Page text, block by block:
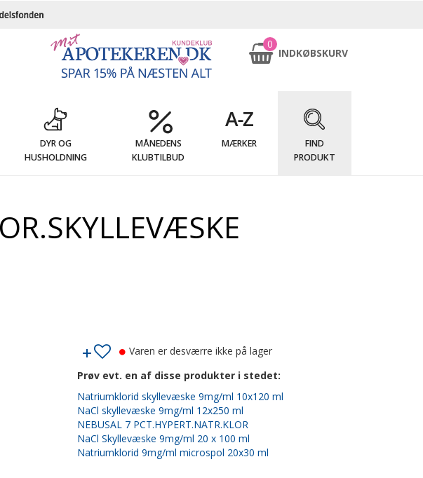
0
INDKØBSKURV
DYR OG
HUSHOLDNING
MÅNEDENS
KLUBTILBUD
MÆRKER
FIND
PRODUKT
Varen er desværre ikke på lager
Prøv evt. en af disse produkter i stedet:
Natriumklorid skyllevæske 9mg/ml 10x120 ml
NaCl skyllevæske 9mg/ml 12x250 ml
NEBUSAL 7 PCT.HYPERT.NATR.KLOR
NaCl Skyllevæske 9mg/ml 20 x 100 ml
Natriumklorid 9mg/ml microspol 20x30 ml